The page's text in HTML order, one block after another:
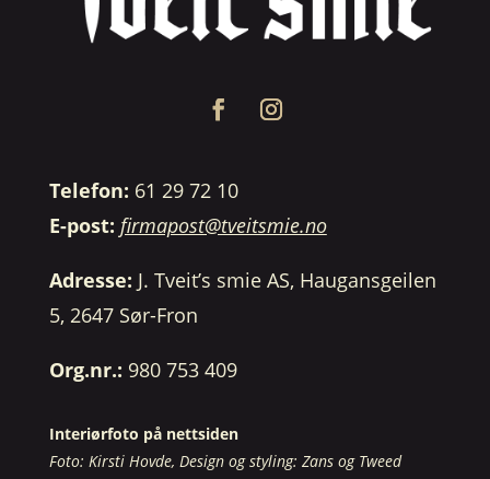
Telefon: 61 29 72 10
E-post: firmapost@tveitsmie.no
Adresse: J. Tveit’s smie AS, Haugansgeilen
5, 2647 Sør-Fron
Org.nr.: 980 753 409
Interiørfoto på nettsiden
Foto: Kirsti Hovde, Design og styling: Zans og Tweed